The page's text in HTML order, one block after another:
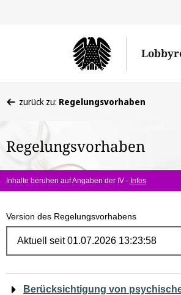
befinden
hier:
zurück zu: Regelungsvorhaben
Regelungsvorhaben
Inhalte beruhen auf Angaben der IV - Infos
Version des Regelungsvorhabens
Navigation
Berücksichtigung von